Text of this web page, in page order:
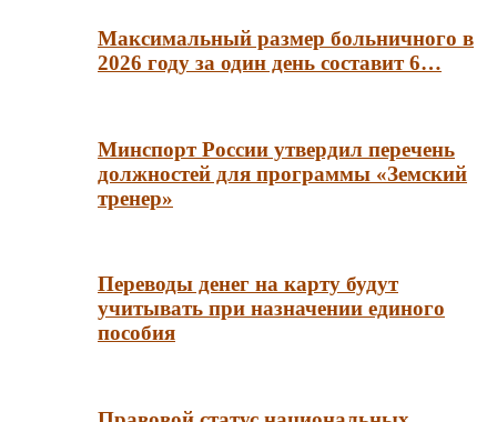
Максимальный размер больничного в
2026 году за один день составит 6…
Минспорт России утвердил перечень
должностей для программы «Земский
тренер»
Переводы денег на карту будут
учитывать при назначении единого
пособия